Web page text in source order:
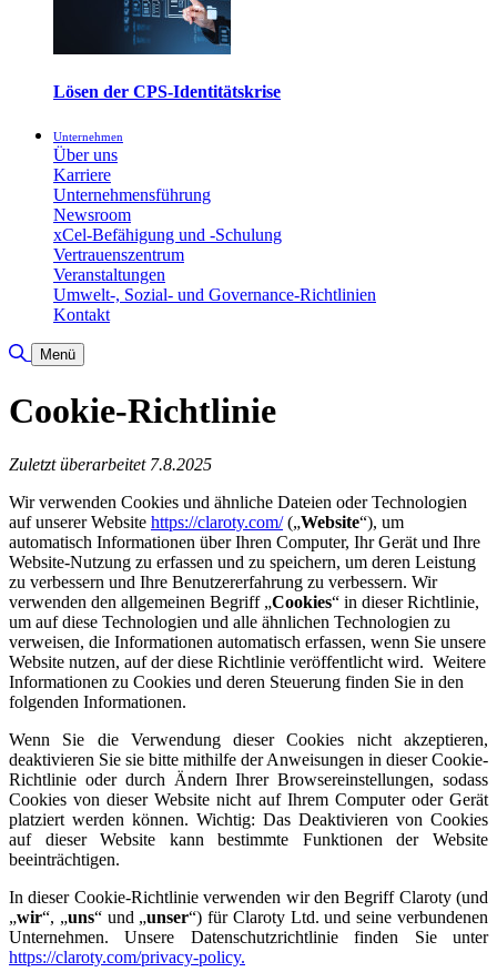
Lösen der CPS-Identitätskrise
Unternehmen
Über uns
Karriere
Unternehmensführung
Newsroom
xCel-Befähigung und -Schulung
Vertrauenszentrum
Veranstaltungen
Umwelt-, Sozial- und Governance-Richtlinien
Kontakt
Suche umschalten
Menü
Cookie-Richtlinie
Zuletzt überarbeitet 7.8.2025
Wir verwenden Cookies und ähnliche Dateien oder Technologien
auf unserer Website https://claroty.com/(„Website“), um
automatisch Informationen über Ihren Computer, Ihr Gerät und Ihre
Website-Nutzung zu erfassen und zu speichern, um deren Leistung
zu verbessern und Ihre Benutzererfahrung zu verbessern. Wir
verwenden den allgemeinen Begriff „Cookies“ in dieser Richtlinie,
um auf diese Technologien und alle ähnlichen Technologien zu
verweisen, die Informationen automatisch erfassen, wenn Sie unsere
Website nutzen, auf der diese Richtlinie veröffentlicht wird. Weitere
Informationen zu Cookies und deren Steuerung finden Sie in den
folgenden Informationen.
Wenn Sie die Verwendung dieser Cookies nicht akzeptieren,
deaktivieren Sie sie bitte mithilfe der Anweisungen in dieser Cookie-
Richtlinie oder durch Ändern Ihrer Browsereinstellungen, sodass
Cookies von dieser Website nicht auf Ihrem Computer oder Gerät
platziert werden können. Wichtig: Das Deaktivieren von Cookies
auf dieser Website kann bestimmte Funktionen der Website
beeinträchtigen.
In dieser Cookie-Richtlinie verwenden wir den Begriff Claroty (und
„wir“, „uns“ und „unser“) für Claroty Ltd. und seine verbundenen
Unternehmen. Unsere Datenschutzrichtlinie finden Sie unter
https://claroty.com/privacy-policy.